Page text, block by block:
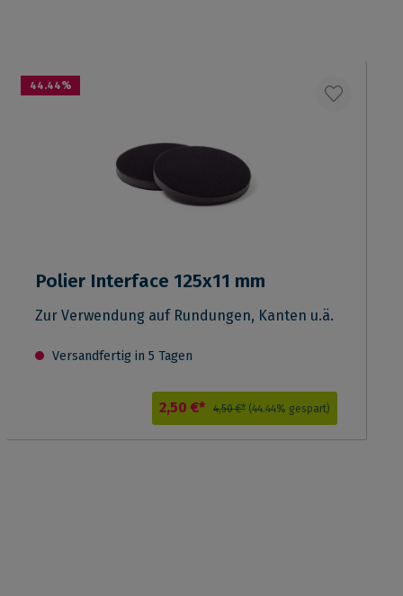
44.44%
Polier Interface 125x11 mm
Zur Verwendung auf Rundungen, Kanten u.ä.
Versandfertig in 5 Tagen
2,50 €* 4,50 €* (44.44% gespart)